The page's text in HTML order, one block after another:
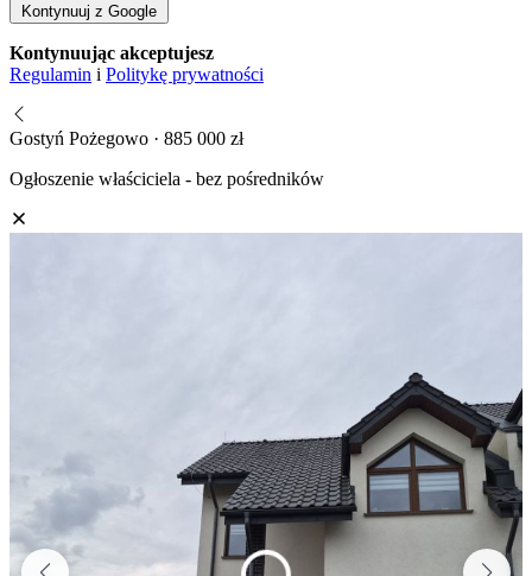
Kontynuuj z Google
Kontynuując akceptujesz
Regulamin i Politykę prywatności
Gostyń Pożegowo · 885 000 zł
Ogłoszenie właściciela - bez pośredników